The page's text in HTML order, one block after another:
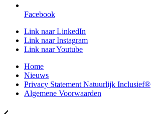
Facebook
Link naar LinkedIn
Link naar Instagram
Link naar Youtube
Home
Nieuws
Privacy Statement Natuurlijk Inclusief®
Algemene Voorwaarden